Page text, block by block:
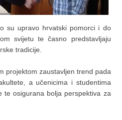
su upravo hrvatski pomorci i do
svijetu te časno predstavljaju
tradicije.
projektom zaustavljen trend pada
a učenicima i studentima
te osigurana bolja perspektiva za